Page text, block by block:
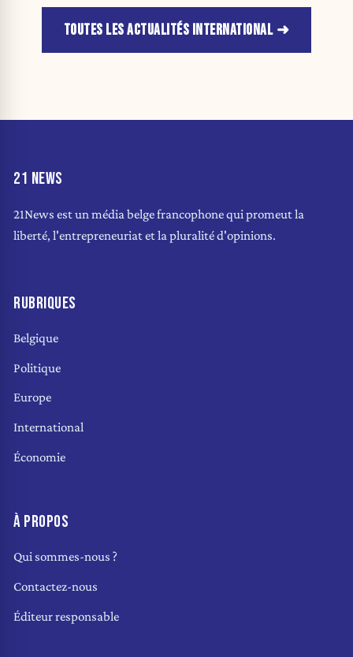
TOUTES LES ACTUALITÉS INTERNATIONAL
21 NEWS
21News est un média belge francophone qui promeut la
liberté, l'entrepreneuriat et la pluralité d'opinions.
RUBRIQUES
Belgique
Politique
Europe
International
Économie
À PROPOS
Qui sommes-nous ?
Contactez-nous
Éditeur responsable